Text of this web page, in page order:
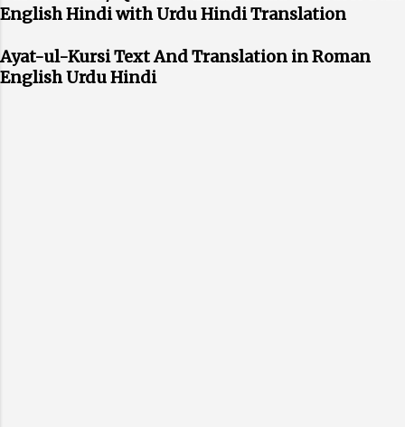
English Hindi with Urdu Hindi Translation
Ayat-ul-Kursi Text And Translation in Roman
English Urdu Hindi